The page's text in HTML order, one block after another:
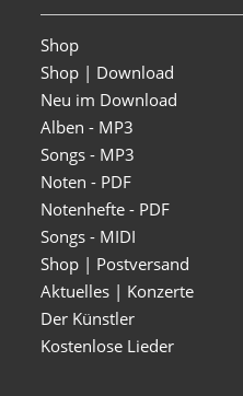
Shop
Shop | Download
Neu im Download
Alben - MP3
Songs - MP3
Noten - PDF
Notenhefte - PDF
Songs - MIDI
Shop | Postversand
Aktuelles | Konzerte
Der Künstler
Kostenlose Lieder